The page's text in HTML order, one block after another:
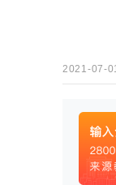
2021-07-